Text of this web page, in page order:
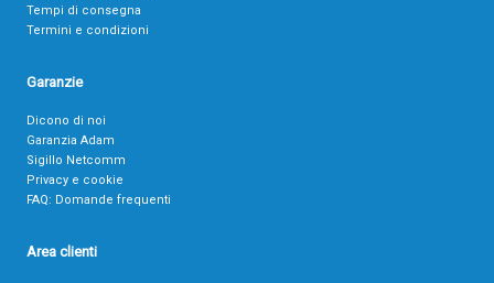
Tempi di consegna
Termini e condizioni
Garanzie
Dicono di noi
Garanzia Adam
Sigillo Netcomm
Privacy e cookie
FAQ: Domande frequenti
Area clienti